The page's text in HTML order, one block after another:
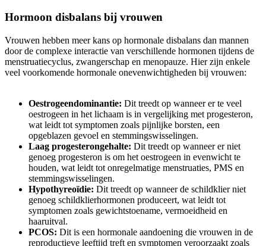
Hormoon disbalans bij vrouwen
Vrouwen hebben meer kans op hormonale disbalans dan mannen
door de complexe interactie van verschillende hormonen tijdens de
menstruatiecyclus, zwangerschap en menopauze. Hier zijn enkele
veel voorkomende hormonale onevenwichtigheden bij vrouwen:
Oestrogeendominantie: Dit treedt op wanneer er te veel
oestrogeen in het lichaam is in vergelijking met progesteron,
wat leidt tot symptomen zoals pijnlijke borsten, een
opgeblazen gevoel en stemmingswisselingen.
Laag progesterongehalte: Dit treedt op wanneer er niet
genoeg progesteron is om het oestrogeen in evenwicht te
houden, wat leidt tot onregelmatige menstruaties, PMS en
stemmingswisselingen.
Hypothyreoïdie: Dit treedt op wanneer de schildklier niet
genoeg schildklierhormonen produceert, wat leidt tot
symptomen zoals gewichtstoename, vermoeidheid en
haaruitval.
PCOS: Dit is een hormonale aandoening die vrouwen in de
reproductieve leeftijd treft en symptomen veroorzaakt zoals